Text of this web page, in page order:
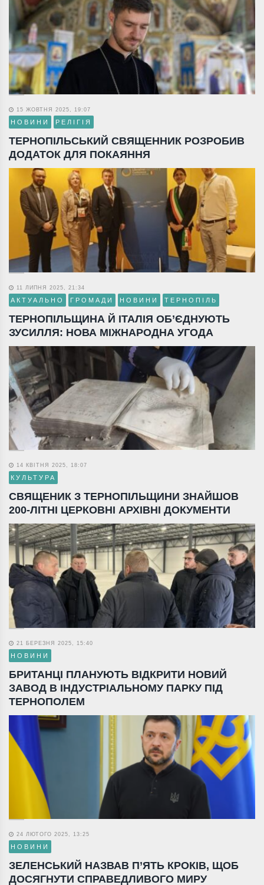
15 ЖОВТНЯ 2025, 19:07
НОВИНИ РЕЛІГІЯ
ТЕРНОПІЛЬСЬКИЙ СВЯЩЕННИК РОЗРОБИВ
ДОДАТОК ДЛЯ ПОКАЯННЯ
11 ЛИПНЯ 2025, 21:34
АКТУАЛЬНО ГРОМАДИ НОВИНИ ТЕРНОПІЛЬ
ТЕРНОПІЛЬЩИНА Й ІТАЛІЯ ОБ’ЄДНУЮТЬ
ЗУСИЛЛЯ: НОВА МІЖНАРОДНА УГОДА
14 КВІТНЯ 2025, 18:07
КУЛЬТУРА
СВЯЩЕНИК З ТЕРНОПІЛЬЩИНИ ЗНАЙШОВ
200-ЛІТНІ ЦЕРКОВНІ АРХІВНІ ДОКУМЕНТИ
21 БЕРЕЗНЯ 2025, 15:40
НОВИНИ
БРИТАНЦІ ПЛАНУЮТЬ ВІДКРИТИ НОВИЙ
ЗАВОД В ІНДУСТРІАЛЬНОМУ ПАРКУ ПІД
ТЕРНОПОЛЕМ
24 ЛЮТОГО 2025, 13:25
НОВИНИ
ЗЕЛЕНСЬКИЙ НАЗВАВ П’ЯТЬ КРОКІВ, ЩОБ
ДОСЯГНУТИ СПРАВЕДЛИВОГО МИРУ